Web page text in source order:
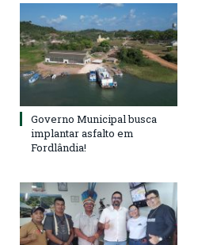
Governo Municipal busca
implantar asfalto em
Fordlândia!